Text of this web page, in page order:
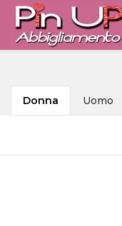
Donna Uomo